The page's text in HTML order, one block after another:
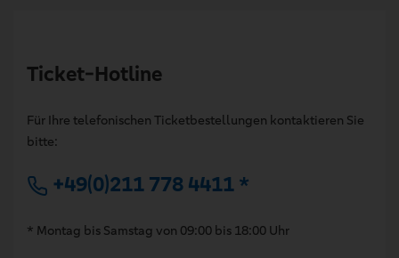
Ticket-Hotline
Für Ihre telefonischen Ticketbestellungen kontaktieren Sie
bitte:
+49(0)211 778 4411 *
* Montag bis Samstag von 09:00 bis 18:00 Uhr